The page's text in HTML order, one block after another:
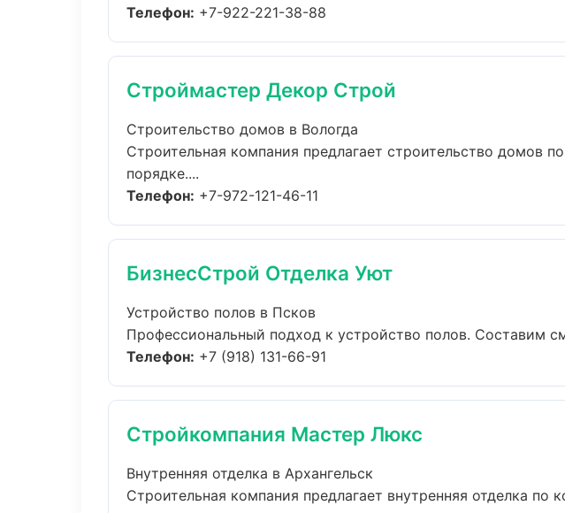
Телефон: +7-922-221-38-88
Строймастер Декор Строй
Строительство домов в Вологда
Строительная компания предлагает строительство домов
порядке....
Телефон: +7-972-121-46-11
БизнесСтрой Отделка Уют
Устройство полов в Псков
Профессиональный подход к устройство полов. Составим
Телефон: +7 (918) 131-66-91
Стройкомпания Мастер Люкс
Внутренняя отделка в Архангельск
Строительная компания предлагает внутренняя отделка